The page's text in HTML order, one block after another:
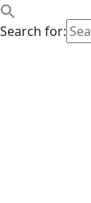
Search for: